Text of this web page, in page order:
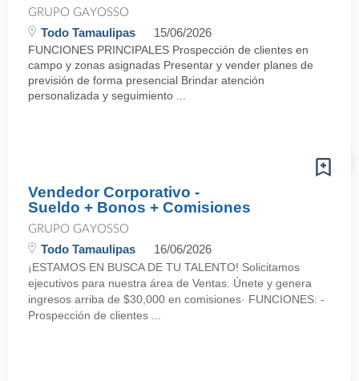
GRUPO GAYOSSO
Todo Tamaulipas 15/06/2026
FUNCIONES PRINCIPALES Prospección de clientes en
campo y zonas asignadas Presentar y vender planes de
previsión de forma presencial Brindar atención
personalizada y seguimiento ...
Vendedor Corporativo -
Sueldo + Bonos + Comisiones
GRUPO GAYOSSO
Todo Tamaulipas 16/06/2026
¡ESTAMOS EN BUSCA DE TU TALENTO! Solicitamos
ejecutivos para nuestra área de Ventas. Únete y genera
ingresos arriba de $30,000 en comisiones· FUNCIONES: -
Prospección de clientes ...